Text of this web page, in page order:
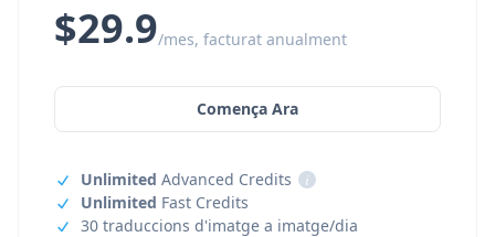
$29.9/mes, facturat anualment
Comença Ara
Unlimited Advanced Credits
i
Unlimited Fast Credits
30 traduccions d'imatge a imatge/dia